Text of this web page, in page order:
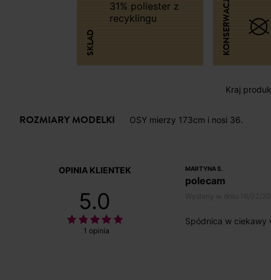
SKŁAD
31% poliester z
recyklingu
KONSERWACJA
Kraj
ROZMIARY MODELKI OSY mierzy 173cm i nosi 36.
OPINIA KLIENTEK
5.0
1 opinia
MARTYNA S.
polecam
Spódnica w ciekawy